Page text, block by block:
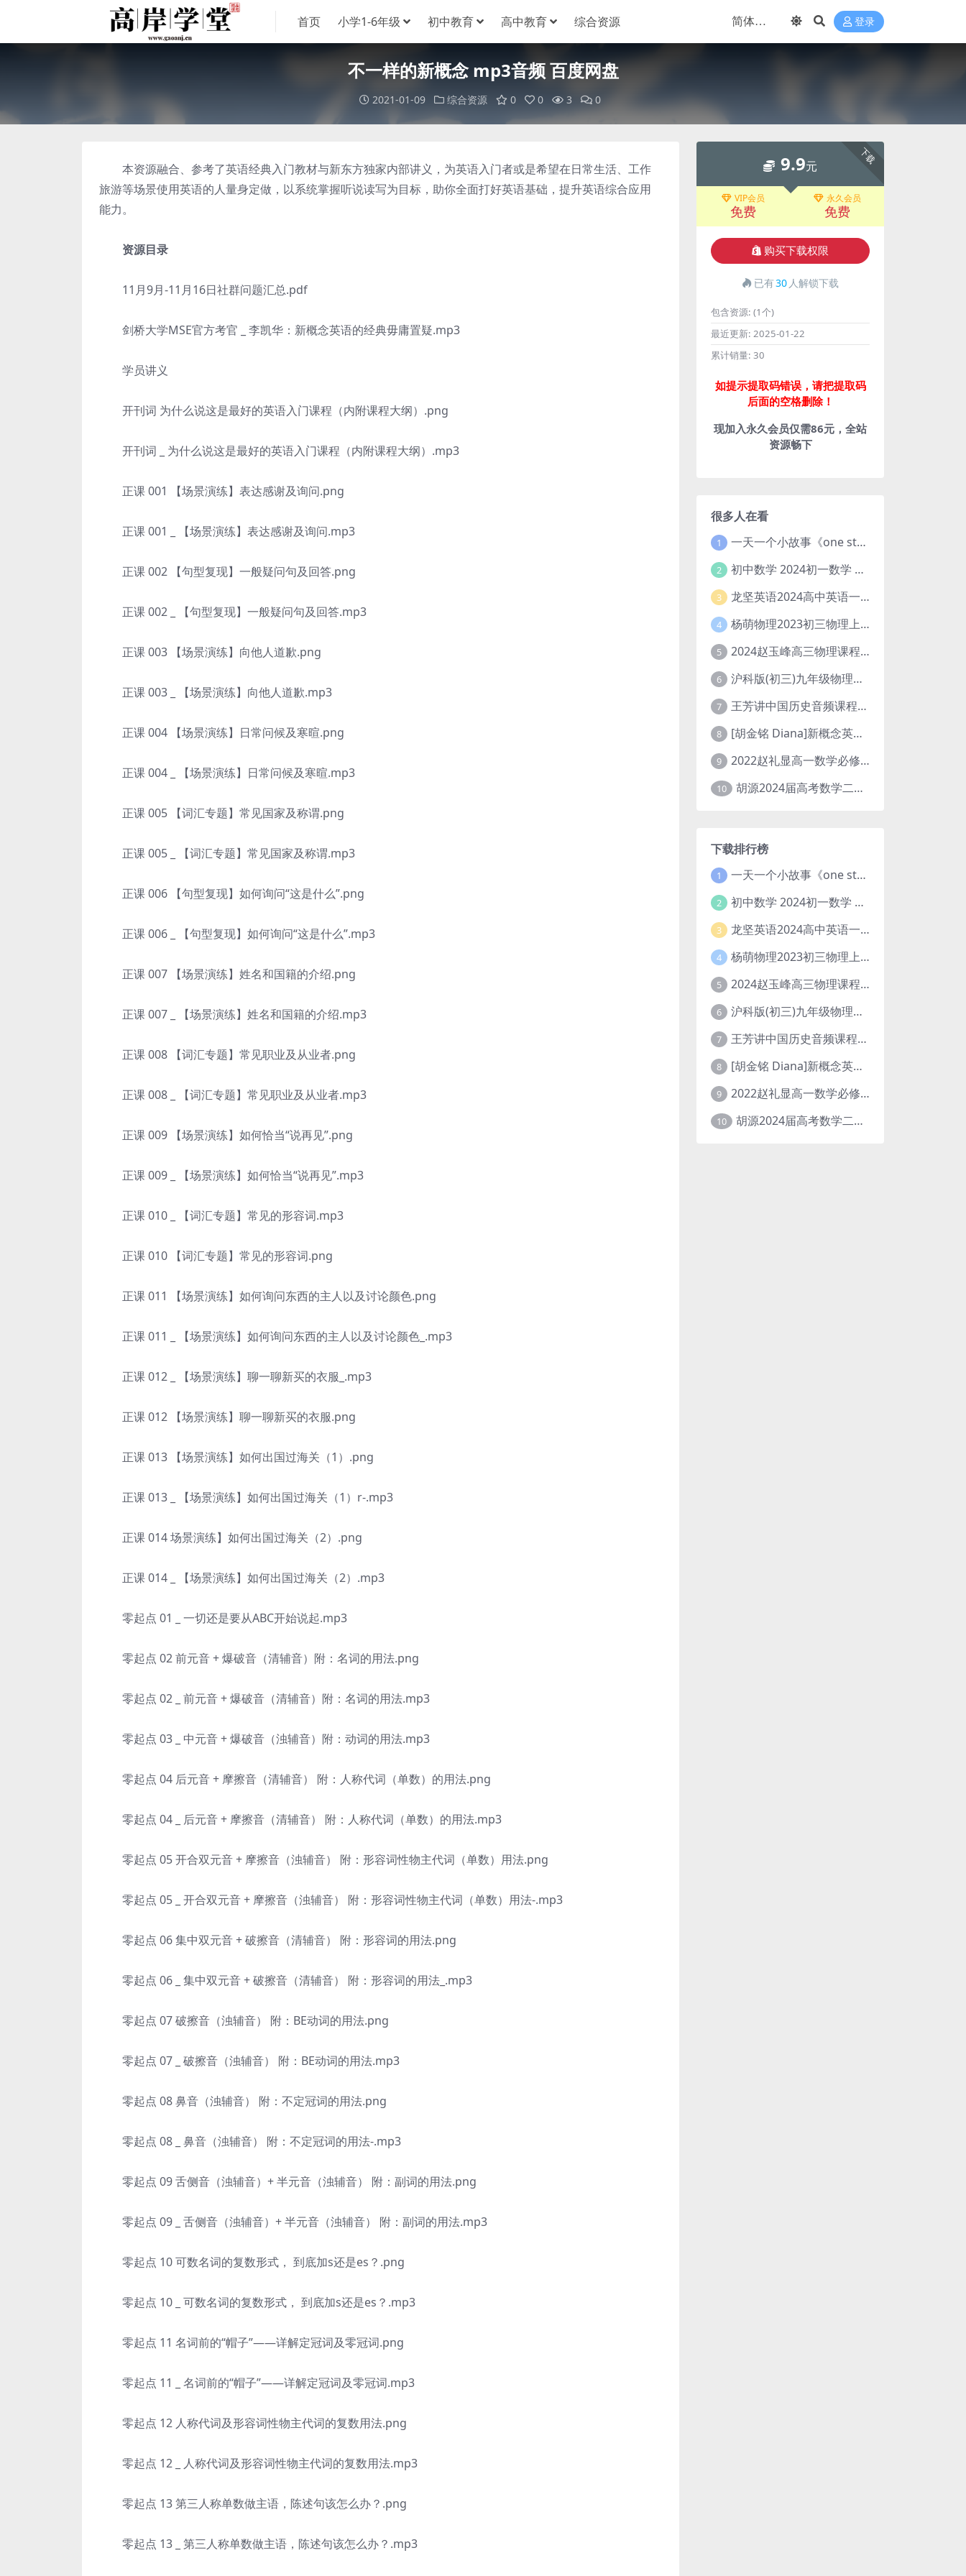
首页 小学1-6年级 初中教育 高中教育 综合资源 登录
不一样的新概念 mp3音频 百度网盘
2021-01-09 综合资源 0 0 3 0
本资源融合、参考了英语经典入门教材与新东方独家内部讲义，为英语入门者或是希望在日常生活、工作
旅游等场景使用英语的人量身定做，以系统掌握听说读写为目标，助你全面打好英语基础，提升英语综合应用
能力。
资源目录
11月9月-11月16日社群问题汇总.pdf
剑桥大学MSE官方考官 _ 李凯华：新概念英语的经典毋庸置疑.mp3
学员讲义
开刊词 为什么说这是最好的英语入门课程（内附课程大纲）.png
开刊词 _ 为什么说这是最好的英语入门课程（内附课程大纲）.mp3
正课 001 【场景演练】表达感谢及询问.png
正课 001 _ 【场景演练】表达感谢及询问.mp3
正课 002 【句型复现】一般疑问句及回答.png
正课 002 _ 【句型复现】一般疑问句及回答.mp3
正课 003 【场景演练】向他人道歉.png
正课 003 _ 【场景演练】向他人道歉.mp3
正课 004 【场景演练】日常问候及寒暄.png
正课 004 _ 【场景演练】日常问候及寒暄.mp3
正课 005 【词汇专题】常见国家及称谓.png
正课 005 _ 【词汇专题】常见国家及称谓.mp3
正课 006 【句型复现】如何询问“这是什么”.png
正课 006 _ 【句型复现】如何询问“这是什么”.mp3
正课 007 【场景演练】姓名和国籍的介绍.png
正课 007 _ 【场景演练】姓名和国籍的介绍.mp3
正课 008 【词汇专题】常见职业及从业者.png
正课 008 _ 【词汇专题】常见职业及从业者.mp3
正课 009 【场景演练】如何恰当“说再见”.png
正课 009 _ 【场景演练】如何恰当“说再见”.mp3
正课 010 _ 【词汇专题】常见的形容词.mp3
正课 010 【词汇专题】常见的形容词.png
正课 011 【场景演练】如何询问东西的主人以及讨论颜色.png
正课 011 _ 【场景演练】如何询问东西的主人以及讨论颜色_.mp3
正课 012 _ 【场景演练】聊一聊新买的衣服_.mp3
正课 012 【场景演练】聊一聊新买的衣服.png
正课 013 【场景演练】如何出国过海关（1）.png
正课 013 _ 【场景演练】如何出国过海关（1）r-.mp3
正课 014 场景演练】如何出国过海关（2）.png
正课 014 _ 【场景演练】如何出国过海关（2）.mp3
零起点 01 _ 一切还是要从ABC开始说起.mp3
零起点 02 前元音 + 爆破音（清辅音）附：名词的用法.png
零起点 02 _ 前元音 + 爆破音（清辅音）附：名词的用法.mp3
零起点 03 _ 中元音 + 爆破音（浊辅音）附：动词的用法.mp3
零起点 04 后元音 + 摩擦音（清辅音） 附：人称代词（单数）的用法.png
零起点 04 _ 后元音 + 摩擦音（清辅音） 附：人称代词（单数）的用法.mp3
零起点 05 开合双元音 + 摩擦音（浊辅音） 附：形容词性物主代词（单数）用法.png
零起点 05 _ 开合双元音 + 摩擦音（浊辅音） 附：形容词性物主代词（单数）用法-.mp3
零起点 06 集中双元音 + 破擦音（清辅音） 附：形容词的用法.png
零起点 06 _ 集中双元音 + 破擦音（清辅音） 附：形容词的用法_.mp3
零起点 07 破擦音（浊辅音） 附：BE动词的用法.png
零起点 07 _ 破擦音（浊辅音） 附：BE动词的用法.mp3
零起点 08 鼻音（浊辅音） 附：不定冠词的用法.png
零起点 08 _ 鼻音（浊辅音） 附：不定冠词的用法-.mp3
零起点 09 舌侧音（浊辅音）+ 半元音（浊辅音） 附：副词的用法.png
零起点 09 _ 舌侧音（浊辅音）+ 半元音（浊辅音） 附：副词的用法.mp3
零起点 10 可数名词的复数形式， 到底加s还是es？.png
零起点 10 _ 可数名词的复数形式， 到底加s还是es？.mp3
零起点 11 名词前的“帽子”——详解定冠词及零冠词.png
零起点 11 _ 名词前的“帽子”——详解定冠词及零冠词.mp3
零起点 12 人称代词及形容词性物主代词的复数用法.png
零起点 12 _ 人称代词及形容词性物主代词的复数用法.mp3
零起点 13 第三人称单数做主语，陈述句该怎么办？.png
零起点 13 _ 第三人称单数做主语，陈述句该怎么办？.mp3
下载
9.9元
VIP会员
免费
永久会员
免费
购买下载权限
已有30 人解锁下载
包含资源: (1个)
最近更新: 2025-01-22
累计销量: 30
如提示提取码错误，请把提取码
后面的空格删除！
现加入永久会员仅需86元，全站
资源畅下
很多人在看
1 一天一个小故事《one story a day》初中版 百度网盘分享下载
2 初中数学 2024初一数学 朱韬数学 S班春季下 A+班春季下 百度云网盘
3 龙坚英语2024高中英语一轮系统班(全国卷+北京卷)
4 杨萌物理2023初三物理上秋季A+班(视频+讲义) 百度网盘分享
5 2024赵玉峰高三物理课程24年高考物理一轮复习网课教程
6 沪科版(初三)九年级物理全一册网课教学视频全集(录播版 杜春雨 66讲)
7 王芳讲中国历史音频课程全集(上下五千年)
8 [胡金铭 Diana]新概念英语第1册教学视频课程(全集 百度网盘下载)
9 2022赵礼显高一数学必修一课程视频资源(秋季班 含讲义)百度网盘云
10 胡源2024届高考数学二轮寒假春季精讲 百度网盘分享
下载排行榜
1 一天一个小故事《one story a day》初中版 百度网盘分享下载
2 初中数学 2024初一数学 朱韬数学 S班春季下 A+班春季下 百度云网盘
3 龙坚英语2024高中英语一轮系统班(全国卷+北京卷)
4 杨萌物理2023初三物理上秋季A+班(视频+讲义) 百度网盘分享
5 2024赵玉峰高三物理课程24年高考物理一轮复习网课教程
6 沪科版(初三)九年级物理全一册网课教学视频全集(录播版 杜春雨 66讲)
7 王芳讲中国历史音频课程全集(上下五千年)
8 [胡金铭 Diana]新概念英语第1册教学视频课程(全集 百度网盘下载)
9 2022赵礼显高一数学必修一课程视频资源(秋季班 含讲义)百度网盘云
10 胡源2024届高考数学二轮寒假春季精讲 百度网盘分享